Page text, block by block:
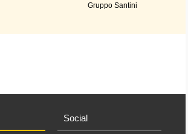
Gruppo Santini
Social